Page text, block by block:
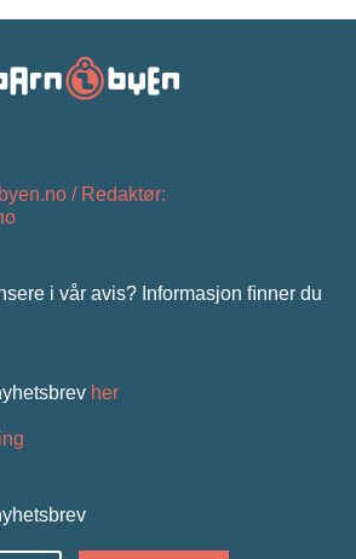
/ Redaktør:
i vår avis? Informasjon ﬁnner du
her